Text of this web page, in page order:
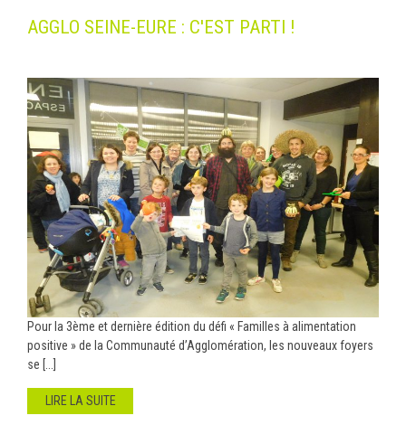
AGGLO SEINE-EURE : C'EST PARTI !
Pour la 3ème et dernière édition du défi « Familles à alimentation
positive » de la Communauté d’Agglomération, les nouveaux foyers
se [...]
LIRE LA SUITE